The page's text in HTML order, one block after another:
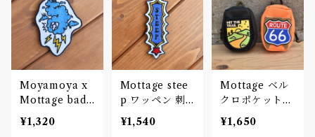
Moyamoya x
Mottage bad
weather ワッ
ペン 刺繍 Patc
¥1,320
Mottage stee
p ワッペン 刺
繍 Patch
¥1,540
Mottage ベル
クロポケットケ
ース
¥1,650